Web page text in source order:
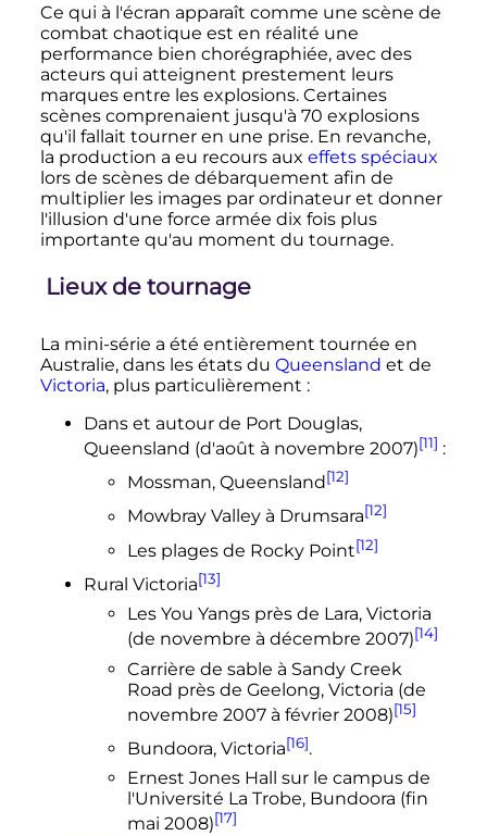
Ce qui à l'écran apparaît comme une scène de
combat chaotique est en réalité une
performance bien chorégraphiée, avec des
acteurs qui atteignent prestement leurs
marques entre les explosions. Certaines
scènes comprenaient jusqu'à 70 explosions
qu'il fallait tourner en une prise. En revanche,
la production a eu recours aux effets spéciaux
lors de scènes de débarquement afin de
multiplier les images par ordinateur et donner
l'illusion d'une force armée dix fois plus
importante qu'au moment du tournage.
Lieux de tournage
La mini-série a été entièrement tournée en
Australie, dans les états du Queensland et de
Victoria, plus particulièrement :
Dans et autour de Port Douglas,
Queensland (d'août à novembre 2007)[11] :
Mossman, Queensland[12]
Mowbray Valley à Drumsara[12]
Les plages de Rocky Point[12]
Rural Victoria[13]
Les You Yangs près de Lara, Victoria
(de novembre à décembre 2007)[14]
Carrière de sable à Sandy Creek
Road près de Geelong, Victoria (de
novembre 2007à février 2008)[15]
Bundoora, Victoria[16].
Ernest Jones Hall sur le campus de
l'Université La Trobe, Bundoora (fin
mai 2008)[17]